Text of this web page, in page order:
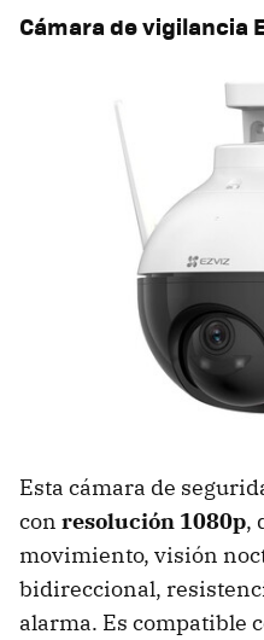
Cámara de vigilancia
Esta cámara de
con resolución 1080p,
movimiento, visión
bidireccional,
alarma. Es compatible